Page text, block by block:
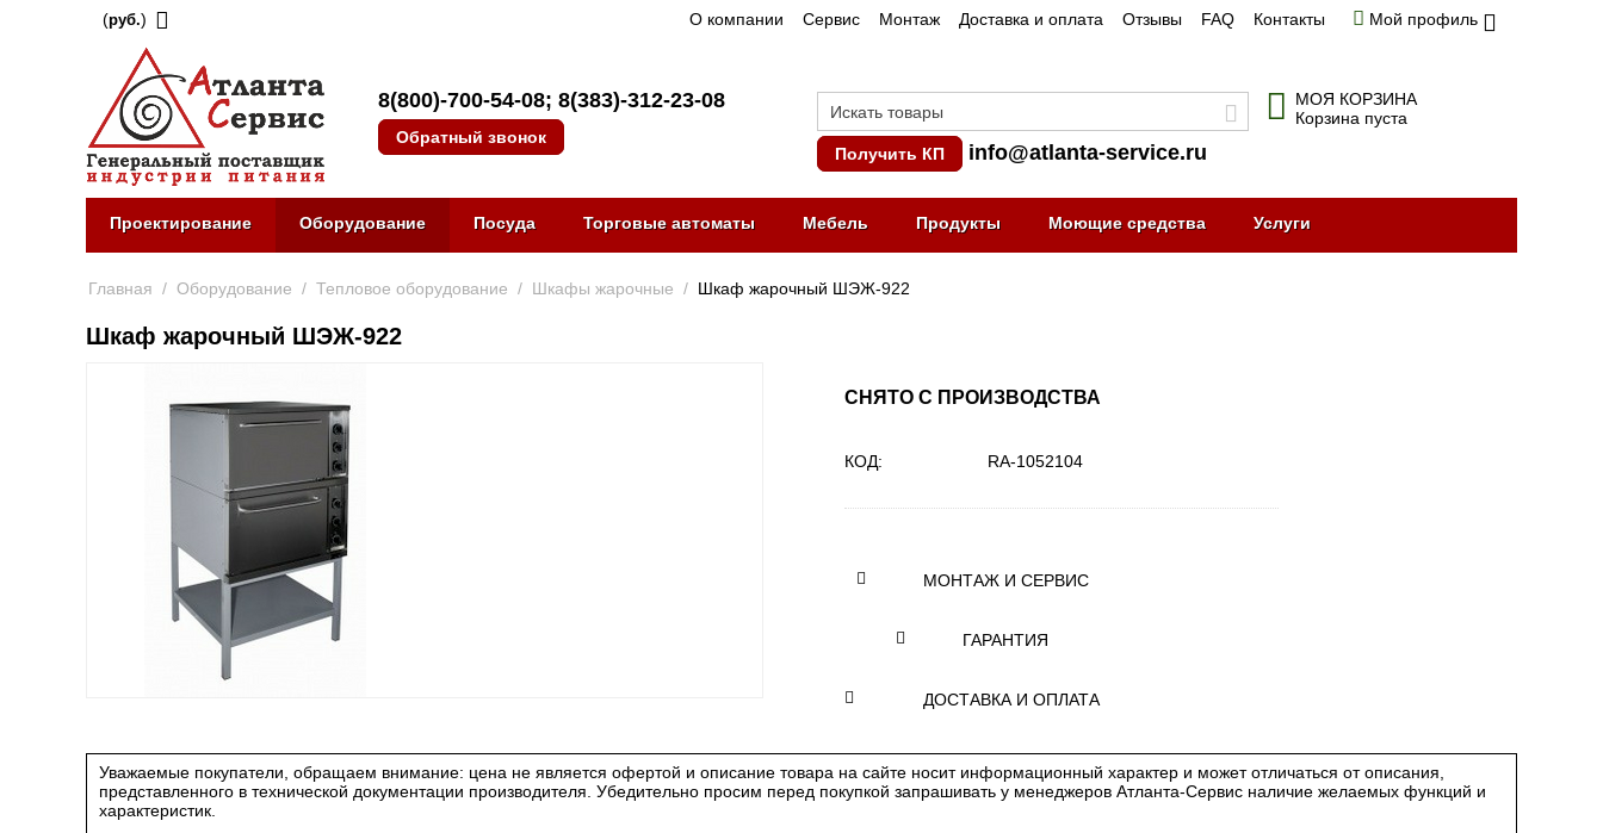
(руб.) О компании Сервис Монтаж Доставка и оплата Отзывы FAQ Контакты Мой профиль
8(800)-700-54-08; 8(383)-312-23-08
Обратный звонок
Получить КП
info@atlanta-service.ru
МОЯ КОРЗИНА
Корзина пуста
Проектирование Оборудование Посуда Торговые автоматы Мебель Продукты Моющие средства Услуги
Главная / Оборудование / Тепловое оборудование / Шкафы жарочные / Шкаф жарочный ШЭЖ-922
Шкаф жарочный ШЭЖ-922
СНЯТО С ПРОИЗВОДСТВА
КОД: RA-1052104
МОНТАЖ И СЕРВИС
ГАРАНТИЯ
ДОСТАВКА И ОПЛАТА
Уважаемые покупатели, обращаем внимание: цена не является офертой и описание товара на сайте носит информационный характер и может отличаться от описания,
представленного в технической документации производителя. Убедительно просим перед покупкой запрашивать у менеджеров Атланта-Сервис наличие желаемых функций и
характеристик.